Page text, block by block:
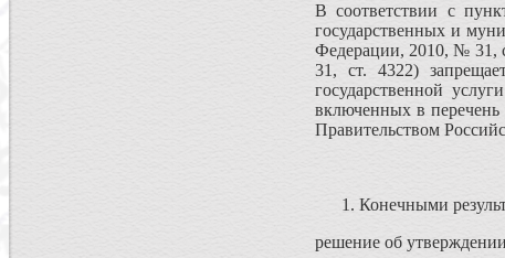
В соответствии с
государственных и
Федерации, 2010, № 31,
31, ст. 4322)
государственной
включенных в перечень
Правительством
Конечными
решение об